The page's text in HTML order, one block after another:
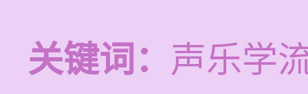
关键词： 声乐学